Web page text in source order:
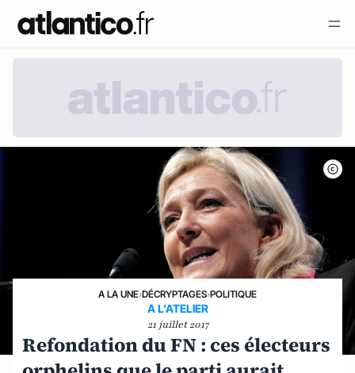
A LA UNE›DÉCRYPTAGES›POLITIQUE
A L'ATELIER
21 juillet 2017
Refondation du FN : ces électeurs